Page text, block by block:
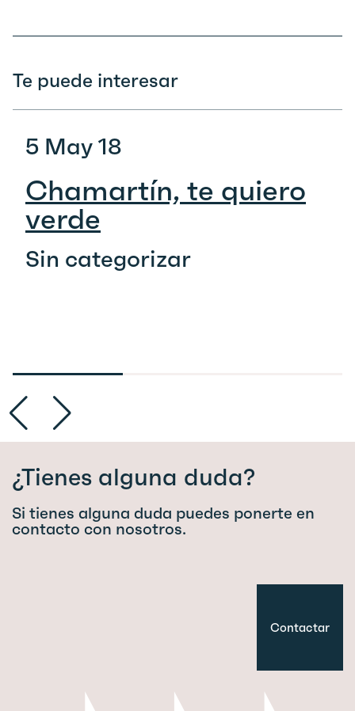
Te puede interesar
5 May 18
Chamartín, te quiero
verde
Sin categorizar
¿Tienes alguna duda?
Si tienes alguna duda puedes ponerte en
contacto con nosotros.
Contactar